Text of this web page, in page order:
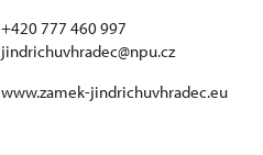
+420 777 460 997
jindrichuvhradec@npu.cz
www.zamek-jindrichuvhradec.eu